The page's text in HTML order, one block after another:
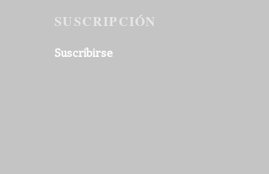
SUSCRIPCIÓN
Suscribirse